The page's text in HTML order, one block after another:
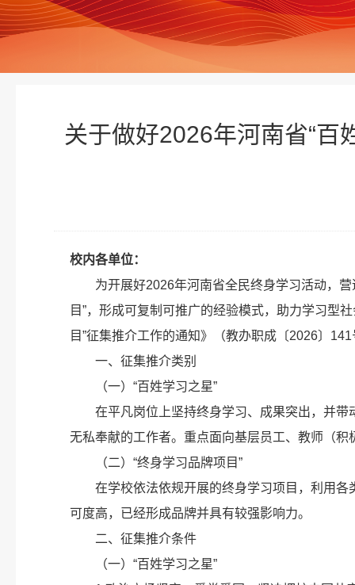
关于做好2026年河南省“百
校内各单位：
为开展好2026年河南省全民终身学习活动，
目”，形成可复制可推广的经验模式，助力学习型
目”征集推介工作的通知》（教办职成〔2026〕
一、征集推介类别
（一）“百姓学习之星”
在平凡岗位上坚持终身学习、成果突出，并
无私奉献的工作者。重点面向基层员工、教师（
（二）“终身学习品牌项目”
在学校依法依规开展的终身学习项目，利用
可度高，已经形成品牌并具有较强影响力。
二、征集推介条件
（一）“百姓学习之星”